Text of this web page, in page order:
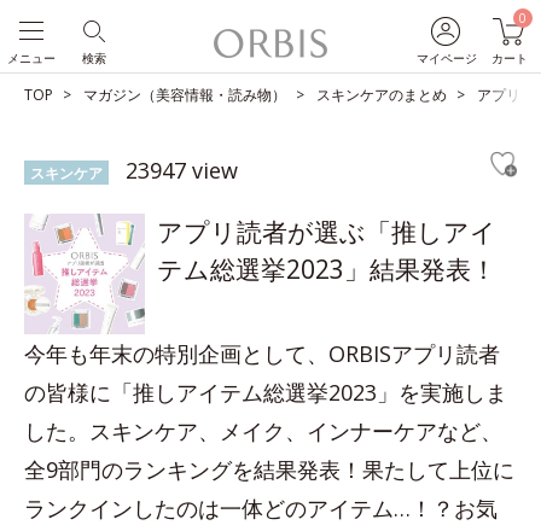
マイページ
0
カート
検索
メニュー
TOP マガジン（美容情報・読み物） スキンケアのまとめ アプリ読
スキンケア 23947 view
アプリ読者が選ぶ「推しアイ
テム総選挙2023」結果発表！
今年も年末の特別企画として、ORBISアプリ読者
の皆様に「推しアイテム総選挙2023」を実施しま
した。スキンケア、メイク、インナーケアなど、
全9部門のランキングを結果発表！果たして上位に
ランクインしたのは一体どのアイテム…！？お気